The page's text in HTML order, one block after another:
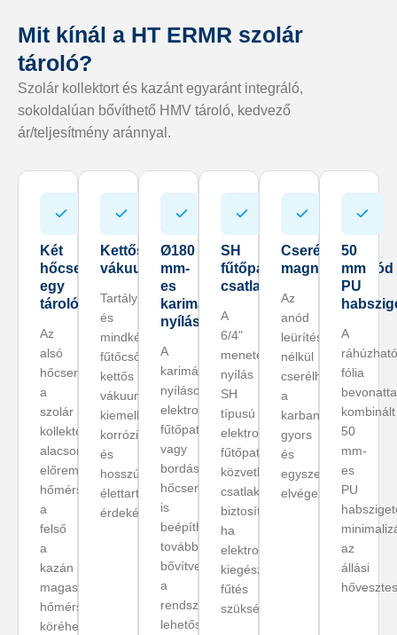
Mit kínál a HT ERMR szolár
tároló?
Szolár kollektort és kazánt egyaránt integráló,
sokoldalúan bővíthető HMV tároló, kedvező
ár/teljesítmény aránnyal.
Két
hőcserélő
egy
tárolóban
Az
alsó
hőcserélő
a
szolár
kollektor
alacsonyabb
előremenő
hőmérsékletéhez,
a
felső
a
kazán
magasabb
hőmérsékletű
köréhez
Kettős
vákuumzománcozás
Tartály
és
mindkét
fűtőcsőkígyó
kettős
vákuumzománcozású,
kiemelkedő
korrózióállóság
és
hosszú
élettartam
érdekében.
Ø180
mm-
es
karimás
nyílás
A
karimás
nyíláson
elektromos
fűtőpatron
vagy
bordáscsöves
hőcserélő
is
beépíthető,
tovább
bővítve
a
rendszerintegrációs
lehetőségeket.
SH
fűtőpatron
csatlakozás
A
6/4"
menetes
nyílás
SH
típusú
elektromos
fűtőpatronhoz
közvetlen
csatlakozást
biztosít,
ha
elektromos
kiegészítő
fűtés
szükséges.
Cserélhető
magnéziumanód
Az
anód
leürítés
nélkül
cserélhető,
a
karbantartás
gyors
és
egyszerű
elvégezhető.
50
mm
PU
A
ráhúzható
fólia
kombinált
50
mm-
es
PU
az
állási